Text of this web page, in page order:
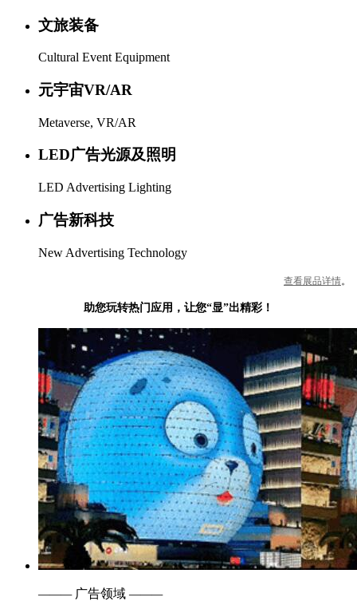
文旅装备
Cultural Event Equipment
元宇宙VR/AR
Metaverse, VR/AR
LED广告光源及照明
LED Advertising Lighting
广告新科技
New Advertising Technology
查看展品详情。
助您玩转热门应用，让您“显”出精彩！
———广告领域 ———